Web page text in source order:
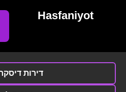
Hasfaniyot
דירות